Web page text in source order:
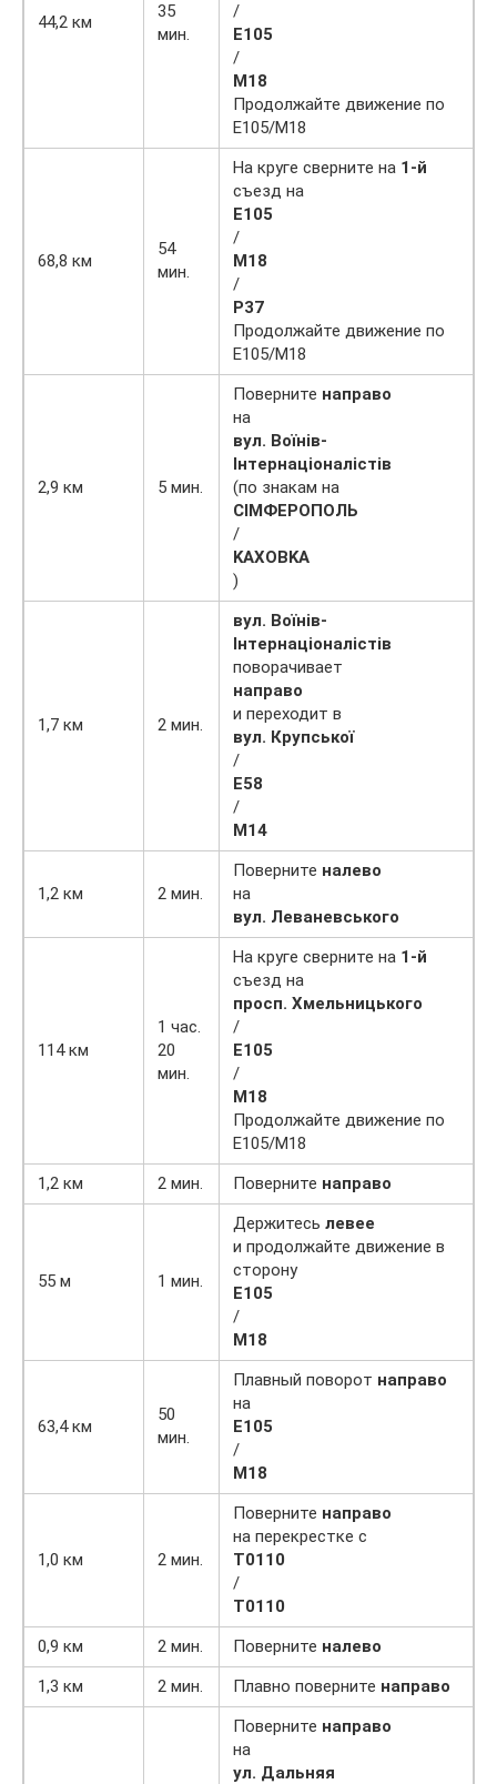
44,2 км
35
мин.
/
Е105
/
М18
Продолжайте движение по
Е105/М18
68,8 км
54
мин.
На круге сверните на 1-й
съезд на
Е105
/
М18
/
Р37
Продолжайте движение по
Е105/М18
2,9 км 5 мин.
Поверните направо
на
вул. Воїнів-
Інтернаціоналістів
(по знакам на
CIMФEPOПОЛЬ
/
KAXOBKA
)
1,7 км 2 мин.
вул. Воїнів-
Інтернаціоналістів
поворачивает
направо
и переходит в
вул. Крупської
/
Е58
/
М14
1,2 км 2 мин.
Поверните налево
на
вул. Леваневського
114 км
1 час.
20
мин.
На круге сверните на 1-й
съезд на
просп. Хмельницького
/
Е105
/
М18
Продолжайте движение по
Е105/М18
1,2 км
2 мин. Поверните направо
55 м 1 мин.
Держитесь левее
и продолжайте движение в
сторону
Е105
/
М18
63,4 км
50
мин.
Плавный поворот направо
на
Е105
/
М18
1,0 км 2 мин.
Поверните направо
на перекрестке с
T0110
/
Т0110
0,9 км
2 мин. Поверните налево
1,3 км
2 мин. Плавно поверните направо
Поверните направо
на
ул. Дальняя